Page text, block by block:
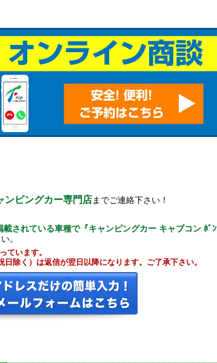
ピングカー専門店までご連絡下さい！
載されている車種で『キャンピングカー キャブコン ﾎﾞﾝ
。
ています。
除く）は返信が翌日以降になります。ご了承下さい。